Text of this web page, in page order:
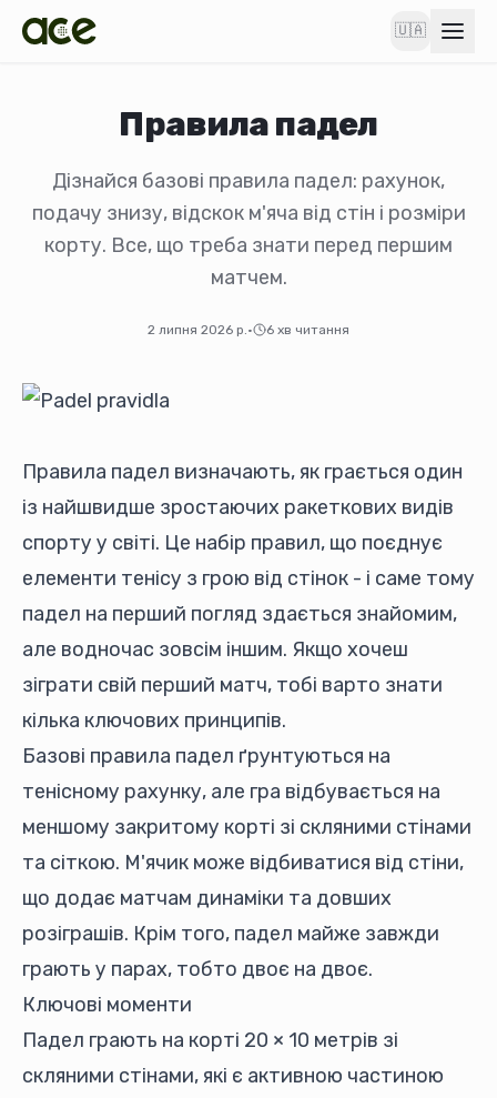
🇺🇦
Правила падел
Дізнайся базові правила падел: рахунок,
подачу знизу, відскок м'яча від стін і розміри
корту. Все, що треба знати перед першим
матчем.
2 липня 2026 р.· 6 хв читання
Правила падел визначають, як грається один
із найшвидше зростаючих ракеткових видів
спорту у світі. Це набір правил, що поєднує
елементи тенісу з грою від стінок - і саме тому
падел на перший погляд здається знайомим,
але водночас зовсім іншим. Якщо хочеш
зіграти свій перший матч, тобі варто знати
кілька ключових принципів.
Базові правила падел ґрунтуються на
тенісному рахунку, але гра відбувається на
меншому закритому корті зі скляними стінами
та сіткою. М'ячик може відбиватися від стіни,
що додає матчам динаміки та довших
розіграшів. Крім того, падел майже завжди
грають у парах, тобто двоє на двоє.
Ключові моменти
Падел грають на корті 20 × 10 метрів зі
скляними стінами, які є активною частиною